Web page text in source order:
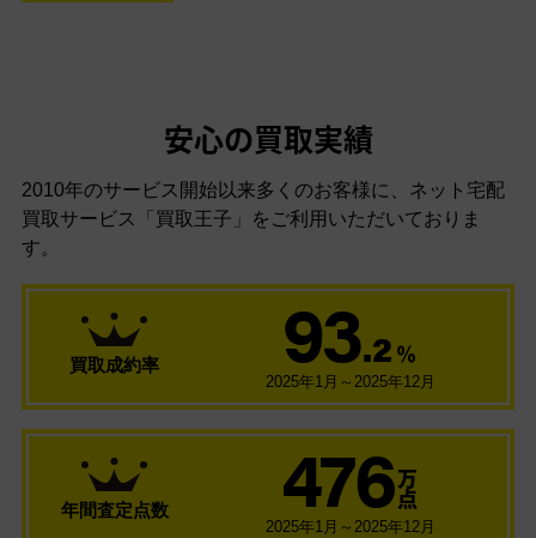
安心の買取実績
2010年のサービス開始以来多くのお客様に、 ネット宅配
買取サービス「買取王子」をご利用いただいておりま
す。
買取成約率 93.2 ％
2025年1月～2025年12月
年間査定点数 476 万
点
2025年1月～2025年12月